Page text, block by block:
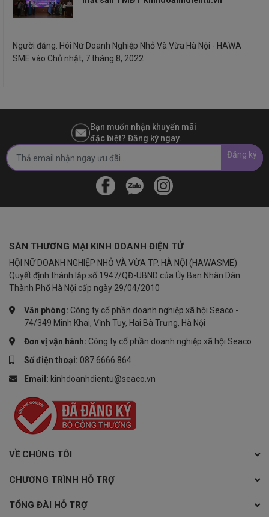
Người đăng: Hôi Nữ Doanh Nghiệp Nhỏ Và Vừa Hà Nội - HAWA
SME vào Chủ nhật, 7 tháng 8, 2022
Bạn muốn nhận khuyến mãi
đặc biệt? Đăng ký ngay.
Đăng ký
SÀN THƯƠNG MẠI KINH DOANH ĐIỆN TỬ
HỘI NỮ DOANH NGHIỆP NHỎ VÀ VỪA TP. HÀ NỘI (HAWASME)
Quyết định thành lập số 1947/QĐ-UBND của Ủy Ban Nhân Dân
Thành Phố Hà Nội cấp ngày 29/04/2010
Văn phòng: Công ty cổ phần doanh nghiệp xã hội Seaco -
74/349 Minh Khai, Vĩnh Tuy, Hai Bà Trưng, Hà Nội
Đơn vị vận hành: Công ty cổ phần doanh nghiệp xã hội Seaco
Số điện thoại: 087.6666.864
Email: kinhdoanhdientu@seaco.vn
VỀ CHÚNG TÔI
CHƯƠNG TRÌNH HỖ TRỢ
TỔNG ĐÀI HỖ TRỢ